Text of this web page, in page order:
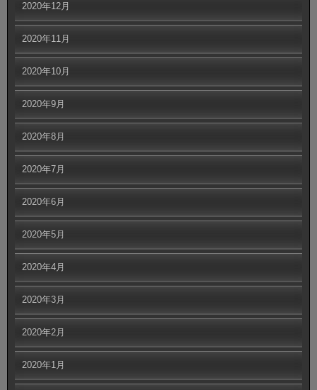
2020年12月
2020年11月
2020年10月
2020年9月
2020年8月
2020年7月
2020年6月
2020年5月
2020年4月
2020年3月
2020年2月
2020年1月